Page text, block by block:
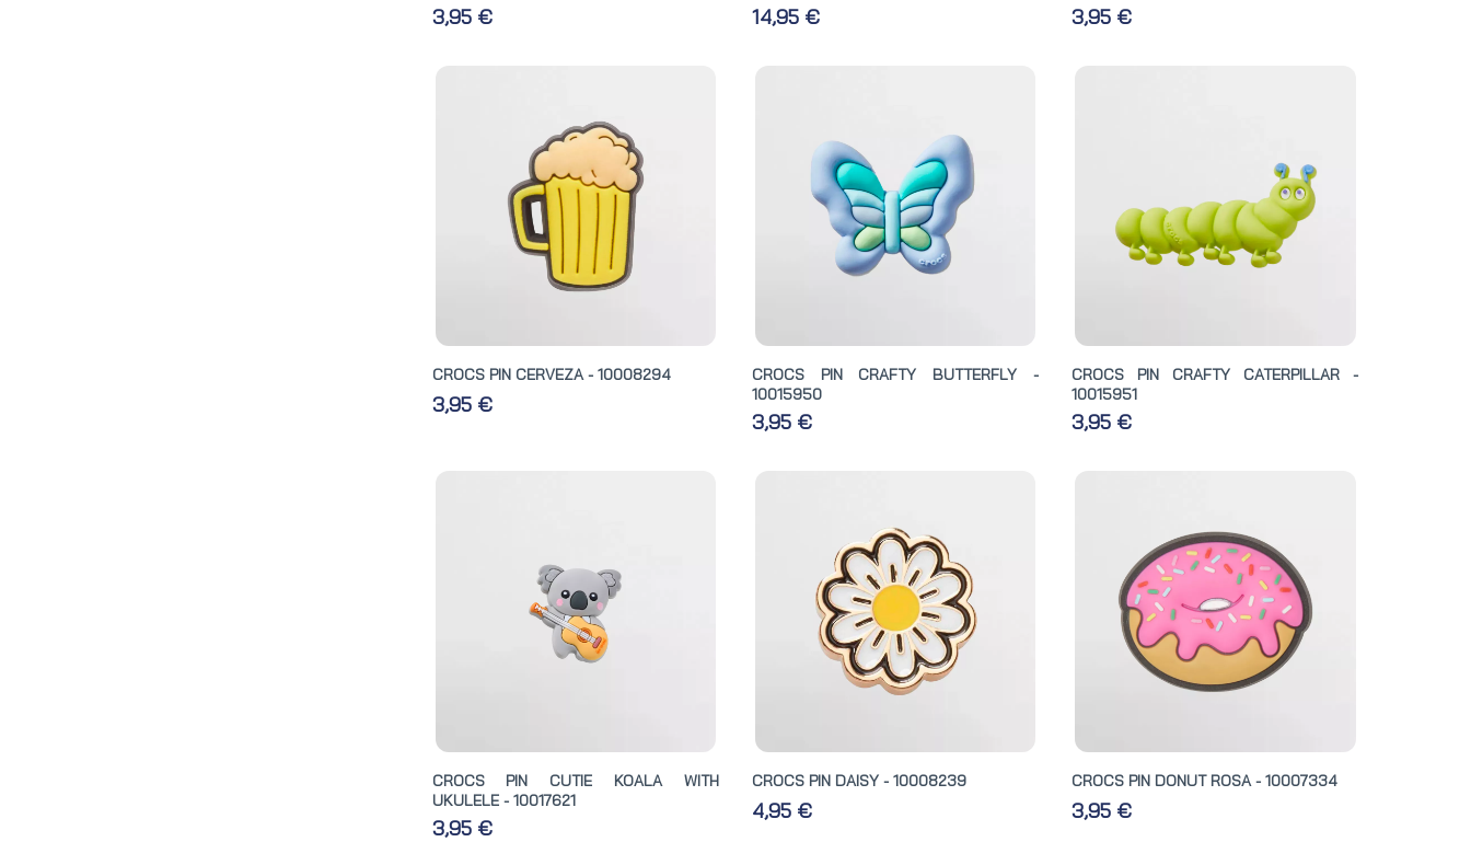
3,95 € 14,95 € 3,95 €
CROCS PIN CERVEZA - 10008294
3,95 €
CROCS PIN CRAFTY BUTTERFLY -
10015950
3,95 €
CROCS PIN CRAFTY CATERPILLAR -
10015951
3,95 €
CROCS PIN CUTIE KOALA WITH
UKULELE - 10017621
3,95 €
CROCS PIN DAISY - 10008239
4,95 €
CROCS PIN DONUT ROSA - 10007334
3,95 €